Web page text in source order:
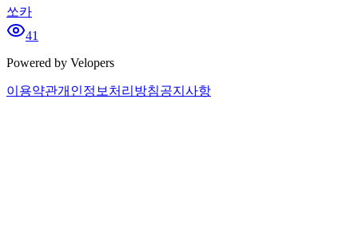
쏘카
41
Powered by Velopers
이용약관개인정보처리방침공지사항